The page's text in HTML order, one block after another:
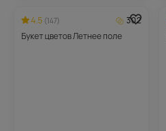
4.5 (147)
302
Букет цветов Летнее поле